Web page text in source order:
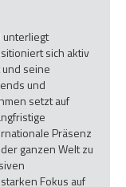
unterliegt
sich aktiv
seine
und
setzt auf
Präsenz
ganzen Welt zu
Fokus auf